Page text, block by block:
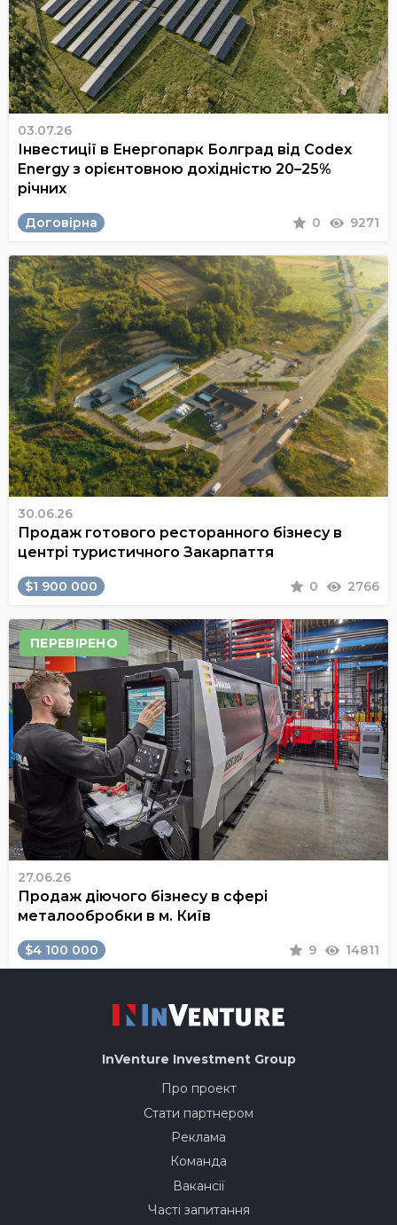
03.07.26
Інвестиції в Енергопарк Болград від Codex
Energy з орієнтовною дохідністю 20–25%
річних
Договірна 0 9271
30.06.26
Продаж готового ресторанного бізнесу в
центрі туристичного Закарпаття
$1 900 000 0 2766
ПЕРЕВІРЕНО
27.06.26
Продаж діючого бізнесу в сфері
металообробки в м. Київ
$4 100 000 9 14811
InVenture Investment Group
Про проект
Стати партнером
Реклама
Команда
Вакансії
Часті запитання